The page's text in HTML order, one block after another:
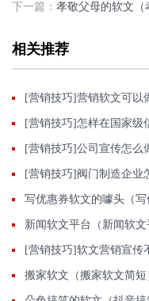
下一篇： 孝敬父母的软文（
相关推荐
[营销技巧]怎样在国家级
写优惠券软文的噱头（写
新闻软文平台（新闻软文
搬家软文（搬家软文简短